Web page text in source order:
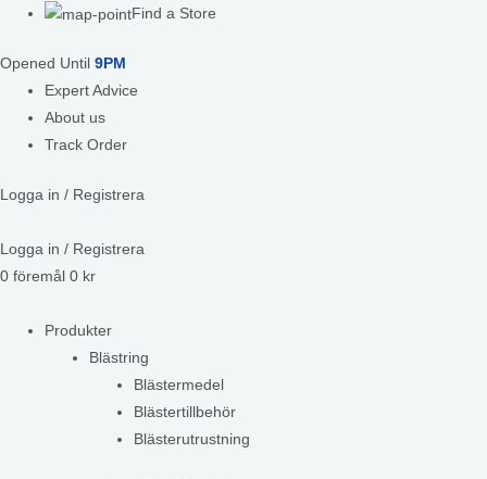
Find a Store
Opened Until 9PM
Expert Advice
About us
Track Order
Logga in / Registrera
Logga in / Registrera
0 föremål 0 kr
Produkter
Blästring
Blästermedel
Blästertillbehör
Blästerutrustning